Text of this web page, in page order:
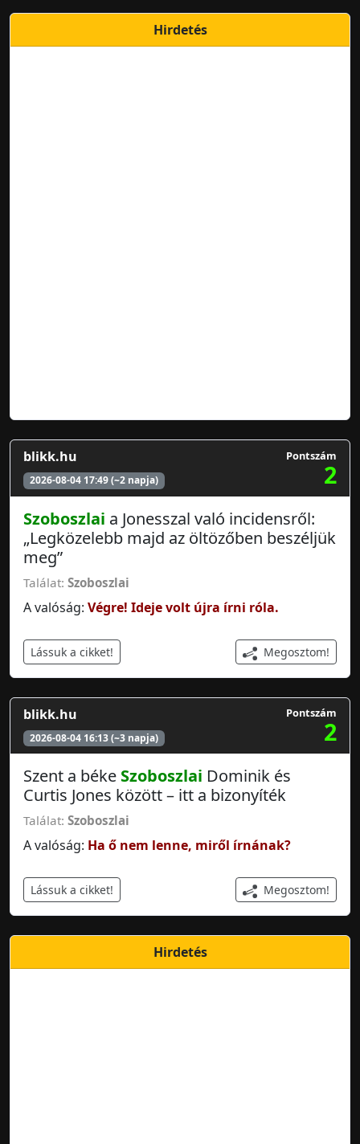
Hirdetés
blikk.hu
2026-08-04 17:49 (~2 napja)
Pontszám
2
Szoboszlai a Jonesszal való incidensről:
„Legközelebb majd az öltözőben beszéljük
meg”
Találat: Szoboszlai
A valóság: Végre! Ideje volt újra írni róla.
Lássuk a cikket! Megosztom!
blikk.hu
2026-08-04 16:13 (~3 napja)
Pontszám
2
Szent a béke Szoboszlai Dominik és
Curtis Jones között – itt a bizonyíték
Találat: Szoboszlai
A valóság: Ha ő nem lenne, miről írnának?
Lássuk a cikket! Megosztom!
Hirdetés